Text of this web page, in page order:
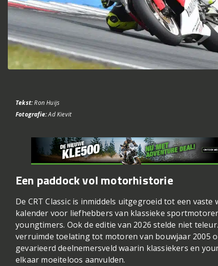
Tekst:Ron Huijs
Fotografie:Ad Kievit
Een paddock vol motorhistorie
De CRT Classic is inmiddels uitgegroeid tot een vaste
kalender voor liefhebbers van klassieke
youngtimers. Ook de editie van 2026 stelde niet
verruimde toelating tot motoren van bouwjaar 2005
gevarieerd deelnemersveld waarin klassiekers en
elkaar moeiteloos aanvulden.